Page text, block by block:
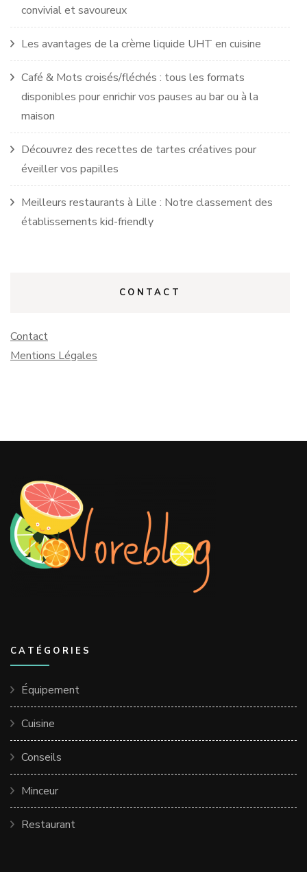
convivial et savoureux
Les avantages de la crème liquide UHT en cuisine
Café & Mots croisés/fléchés : tous les formats
disponibles pour enrichir vos pauses au bar ou à la
maison
Découvrez des recettes de tartes créatives pour
éveiller vos papilles
Meilleurs restaurants à Lille : Notre classement des
établissements kid-friendly
CONTACT
Contact
Mentions Légales
CATÉGORIES
Équipement
Cuisine
Conseils
Minceur
Restaurant